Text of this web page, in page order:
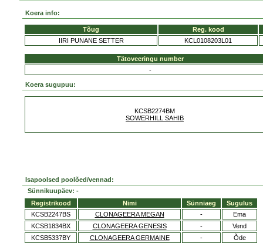
Koera info:
Tõug
Reg. kood
IIRI PUNANE SETTER
KCL0108203L01
Tätoveeringu number
-
Koera sugupuu:
KCSB2274BM
SOWERHILL SAHIB
Isapoolsed poolõed/vennad:
Sünnikuupäev: -
Registrikood
Nimi Sünniaeg
Sugulus
KCSB2247BS
CLONAGEERA MEGAN -
Ema
KCSB1834BX
CLONAGEERA GENESIS -
Vend
KCSB5337BY
CLONAGEERA GERMAINE - Õde